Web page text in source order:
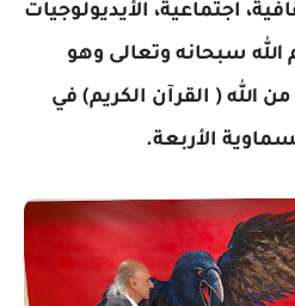
اجتماعية، الأيديولوجيات
الله سبحانه وتعالى وهو
الله ( القرآن الكريم) في
الأربعة.